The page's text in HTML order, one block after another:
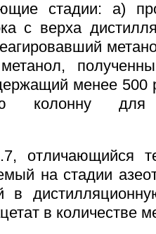
стадии: а)
с верха
менее 500
колонну
отличающийся
на стадии
в
в количестве